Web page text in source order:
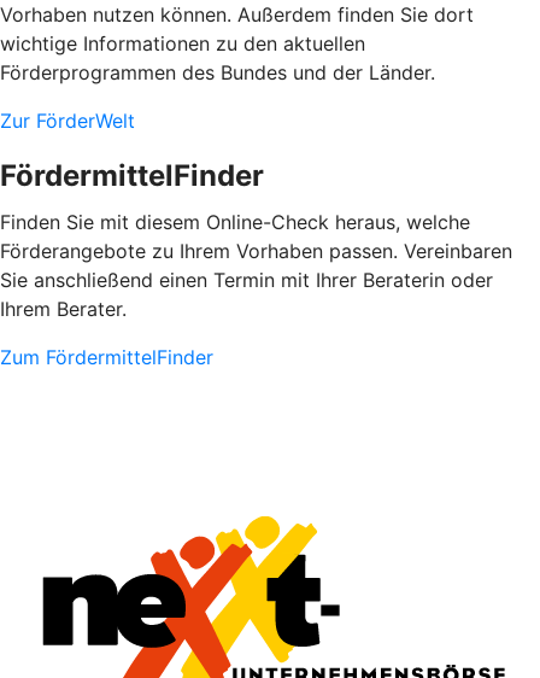
Vorhaben nutzen können. Außerdem finden Sie dort
wichtige Informationen zu den aktuellen
Förderprogrammen des Bundes und der Länder.
Zur FörderWelt
FördermittelFinder
Finden Sie mit diesem Online-Check heraus, welche
Förderangebote zu Ihrem Vorhaben passen. Vereinbaren
Sie anschließend einen Termin mit Ihrer Beraterin oder
Ihrem Berater.
Zum FördermittelFinder